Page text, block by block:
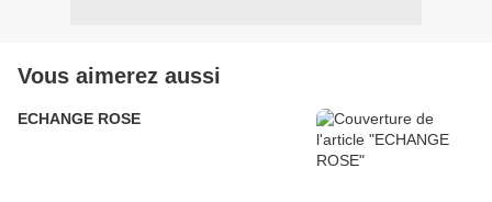
Vous aimerez aussi
ECHANGE ROSE